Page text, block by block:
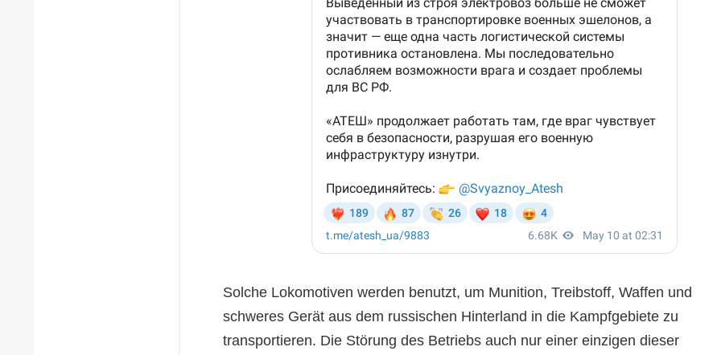
Solche Lokomotiven werden benutzt, um Munition, Treibstoff, Waffen und
schweres Gerät aus dem russischen Hinterland in die Kampfgebiete zu
transportieren. Die Störung des Betriebs auch nur einer einzigen dieser